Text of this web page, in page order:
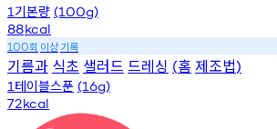
1 기본량 (100g)
88kcal
100회 이상기록
기름과 식초 샐러드 드레싱 (홈 제조법)
1 테이블스푼 (16g)
72kcal